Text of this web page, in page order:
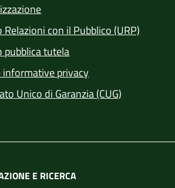
Relazioni con il Pubblico (URP)
pubblica tutela
informative privacy
Unico di Garanzia (CUG)
E RICERCA